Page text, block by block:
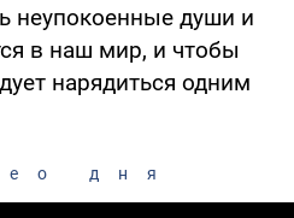
неупокоенные души и
в наш мир, и чтобы
нарядиться одним
дня